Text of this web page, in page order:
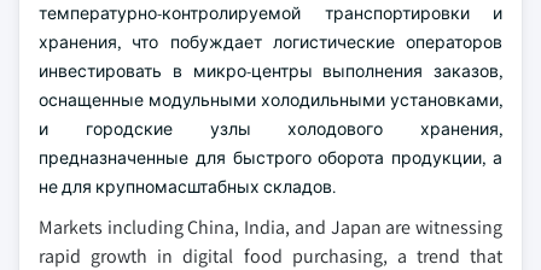
температурно-контролируемой транспортировки и
хранения, что побуждает логистические операторов
инвестировать в микро-центры выполнения заказов,
оснащенные модульными холодильными установками,
и городские узлы холодового хранения,
предназначенные для быстрого оборота продукции, а
не для крупномасштабных складов.
Markets including China, India, and Japan are witnessing
rapid growth in digital food purchasing, a trend that